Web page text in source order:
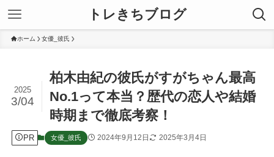
トレきちブログ
ホーム 女優_彼氏
柏木由紀の彼氏がすがちゃん最高
No.1って本当？歴代の恋人や結婚
時期まで徹底考察！
2025
3/04
PR 女優_彼氏 2024年9月12日 2025年3月4日